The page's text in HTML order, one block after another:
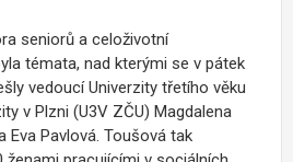
seniorů a celoživotní
témata, nad kterými se v pátek
vedoucí Univerzity třetího věku
v Plzni (U3V ZČU) Magdalena
Eva Pavlová. Toušová tak